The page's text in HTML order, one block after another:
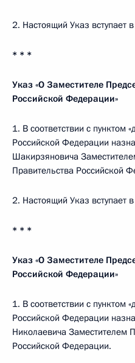
2. Настоящий Указ вступает
* * *
Указ «О Заместителе
Российской Федерации»
1. В соответствии с пунктом
Российской Федерации
Шакирзяновича
Правительства Российской
2. Настоящий Указ вступает
* * *
Указ «О Заместителе
Российской Федерации»
1. В соответствии с пунктом
Российской Федерации
Николаевича Заместителем
Российской Федерации.